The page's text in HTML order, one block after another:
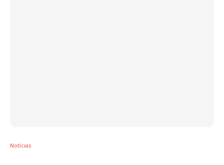
Notícias